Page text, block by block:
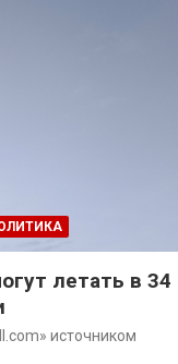
летать в 34
источником